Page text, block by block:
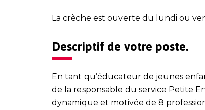
La crèche est ouverte du lundi ou
Descriptif de votre poste.
En tant qu’éducateur de jeunes
de la responsable du service Petite
dynamique et motivée de 8